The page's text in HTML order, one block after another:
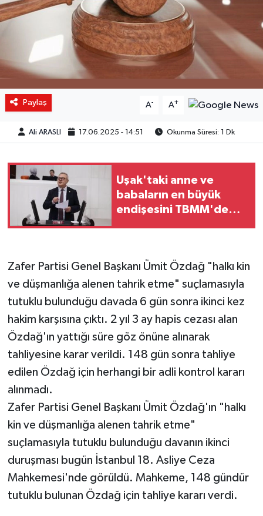
Paylaş A- A+
Ali ARASLI 17.06.2025 - 14:51 Okunma Süresi: 1 Dk
Uşak'taki anne ve
babaların en büyük
endişesini TBMM'de
Zafer Partisi Genel Başkanı Ümit Özdağ "halkı kin
ve düşmanlığa alenen tahrik etme" suçlamasıyla
tutuklu bulunduğu davada 6 gün sonra ikinci kez
hakim karşısına çıktı. 2 yıl 3 ay hapis cezası alan
Özdağ'ın yattığı süre göz önüne alınarak
tahliyesine karar verildi. 148 gün sonra tahliye
edilen Özdağ için herhangi bir adli kontrol kararı
alınmadı.
Zafer Partisi Genel Başkanı Ümit Özdağ'ın "halkı
kin ve düşmanlığa alenen tahrik etme"
suçlamasıyla tutuklu bulunduğu davanın ikinci
duruşması bugün İstanbul 18. Asliye Ceza
Mahkemesi'nde görüldü. Mahkeme, 148 gündür
tutuklu bulunan Özdağ için tahliye kararı verdi.